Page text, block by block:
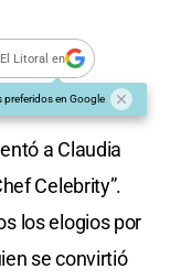
Litoral en
preferidos en Google
a Claudia
Celebrity”.
los elogios por
se convirtió